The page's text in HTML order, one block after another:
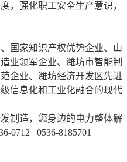
，强化职工安全生产意识，
家知识产权优势企业、山
业领军企业、潍坊市智能制
企业、潍坊经济开发区先进
信息化和工业化融合的现代
造，您身边的电力整体解
0712 0536-8185701